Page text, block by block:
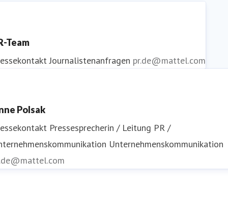
Team
Journalistenanfragen pr.de@mattel.com
Polsak
Pressesprecherin / Leitung PR /
Unternehmenskommunikation